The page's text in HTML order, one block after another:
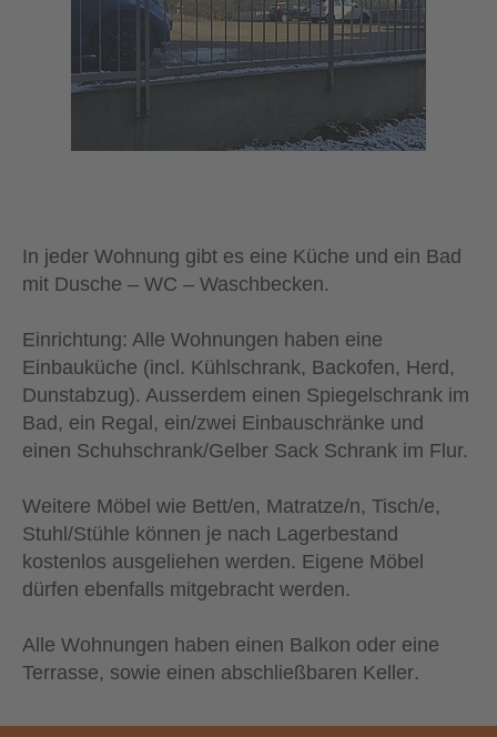
In jeder Wohnung gibt es eine Küche und ein Bad
mit Dusche – WC – Waschbecken.
Einrichtung: Alle Wohnungen haben eine
Einbauküche (incl. Kühlschrank, Backofen, Herd,
Dunstabzug). Ausserdem einen Spiegelschrank im
Bad, ein Regal, ein/zwei Einbauschränke und
einen Schuhschrank/Gelber Sack Schrank im Flur.
Weitere Möbel wie Bett/en, Matratze/n, Tisch/e,
Stuhl/Stühle können je nach Lagerbestand
kostenlos ausgeliehen werden. Eigene Möbel
dürfen ebenfalls mitgebracht werden.
Alle Wohnungen haben einen Balkon oder eine
Terrasse, sowie einen abschließbaren Keller.